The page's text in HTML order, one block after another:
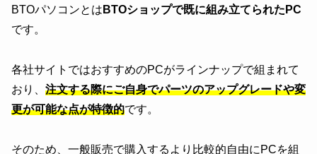
BTOパソコンとは BTOショップで既に組み立てられたPC
です。
各社サイトではおすすめのPCがラインナップで組まれて
おり、 注文する際にご自身でパーツのアップグレードや変
更が可能な点が特徴的です。
そのため、一般販売で購入するより比較的自由にPCを組